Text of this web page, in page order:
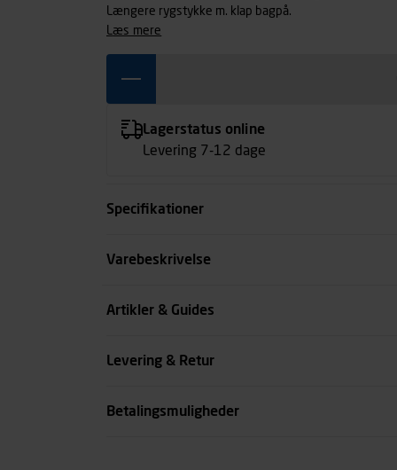
Længere rygstykke m. klap bagpå.
læs mere
Lagerstatus online
Levering 7-12 dage
Specifikationer
Størrelse
Varebeskrivelse
Artikler & Guides
Levering & Retur
Betalingsmuligheder